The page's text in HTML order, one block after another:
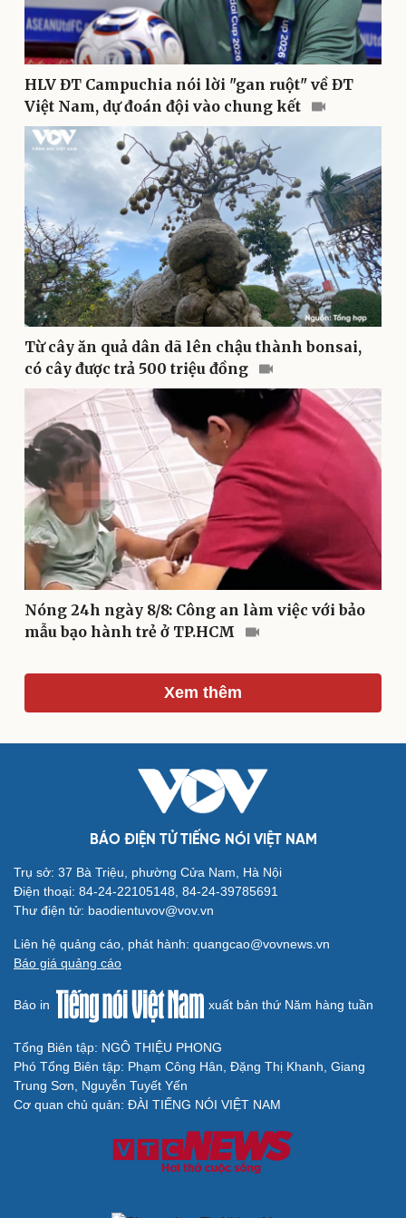
Sản phụ khoa
Nhi khoa
Nam khoa
Làm đẹp - giảm cân
Phòng mạch online
Ăn sạch sống khỏe
Tình yêu - Gia đình
Văn hóa
Sân khấu - Điện ảnh
Văn học
Âm nhạc
Di sản
Giải trí
Nghệ sĩ
Thời trang
Sao Việt
Đọc truyện đêm khuya
Cửa sổ tình yêu
Kể chuyện cho bé
Hạt giống tâm hồn
Cải chính
HLV ĐT Campuchia nói lời "gan ruột" về ĐT
Việt Nam, dự đoán đội vào chung kết
Từ cây ăn quả dân dã lên chậu thành bonsai,
có cây được trả 500 triệu đồng
Nóng 24h ngày 8/8: Công an làm việc với bảo
mẫu bạo hành trẻ ở TP.HCM
Xem thêm
BÁO ĐIỆN TỬ TIẾNG NÓI VIỆT NAM
Trụ sở: 37 Bà Triệu, phường Cửa Nam, Hà Nội
Điện thoại: 84-24-22105148, 84-24-39785691
Thư điện tử: baodientuvov@vov.vn
Liên hệ quảng cáo, phát hành: quangcao@vovnews.vn
Báo giá quảng cáo
Báo in xuất bản thứ Năm hàng tuần
Tổng Biên tập: NGÔ THIỆU PHONG
Phó Tổng Biên tập: Phạm Công Hân, Đặng Thị Khanh, Giang
Trung Sơn, Nguyễn Tuyết Yến
Cơ quan chủ quản: ĐÀI TIẾNG NÓI VIỆT NAM